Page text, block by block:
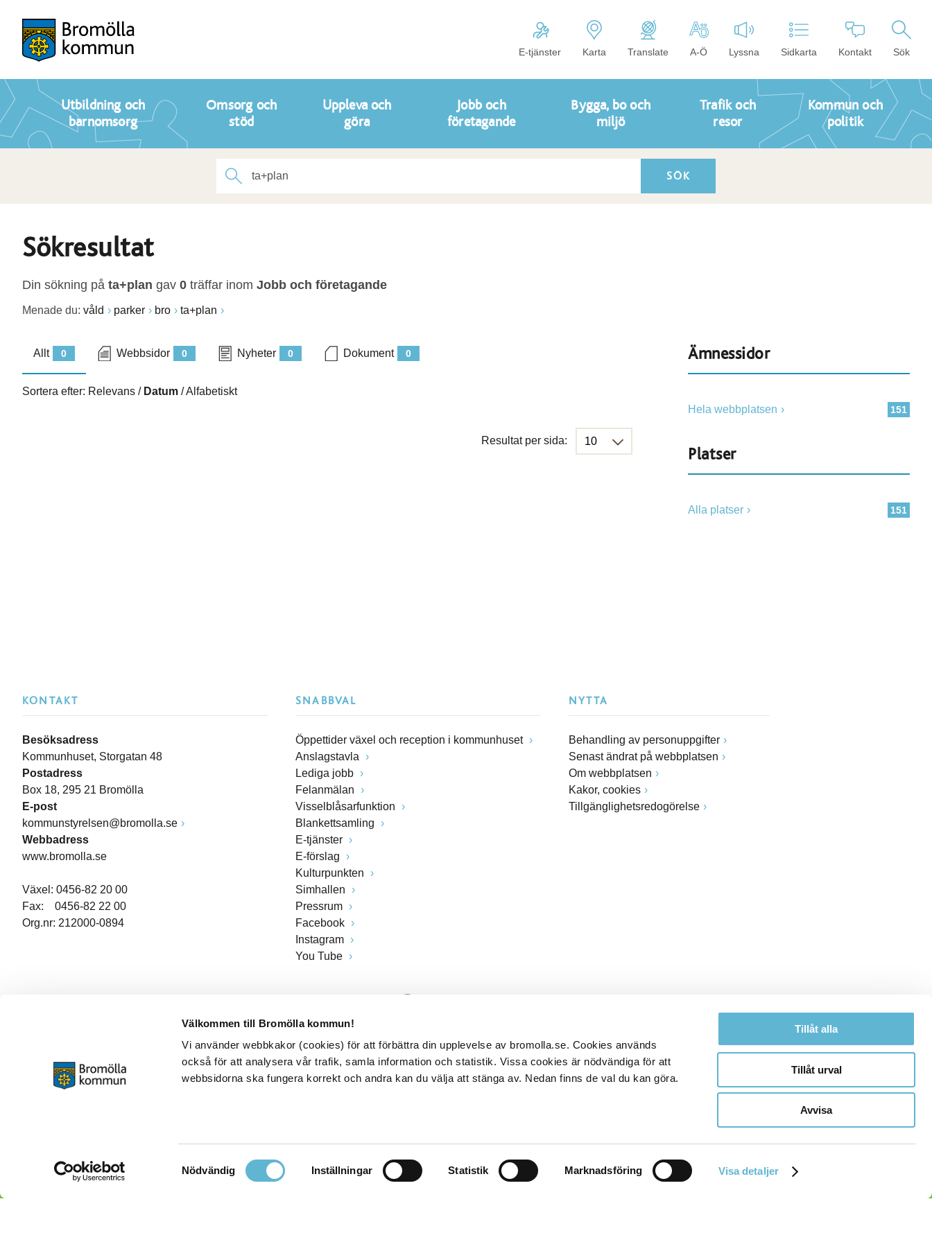
Välkommen till Bromölla kommun!
Vi använder webbkakor (cookies) för att förbättra din upplevelse av bromolla.se. Cookies används
också för att analysera vår trafik, samla information och statistik. Vissa cookies är nödvändiga för att
webbsidorna ska fungera korrekt och andra kan du välja att stänga av. Nedan finns de val du kan göra.
Samtyckesval
Nödvändig Inställningar Statistik Marknadsföring Visa detaljer
Tillåt alla
Tillåt urval
Avvisa
E-tjänster Karta Translate A-Ö Lyssna Sidkarta Kontakt Sök
Utbildning och
barnomsorg
Omsorg och
stöd
Uppleva och
göra
Jobb och
företagande
Bygga, bo och
miljö
Trafik och
resor
Kommun och
politik
Sökresultat
Din sökning på ta+plan gav 0 träffar inom Jobb och företagande
Menade du: våld parker bro ta+plan
0
Allt 0
Webbsidor 0
Nyheter 0
Dokument
Sortera efter: Relevans / Datum /Alfabetiskt
Resultat per sida:
Ämnessidor
151
Hela webbplatsen
Platser
151
Alla platser
KONTAKT
Besöksadress
Kommunhuset, Storgatan 48
Postadress
Box 18, 295 21 Bromölla
E-post
kommunstyrelsen@bromolla.se
Webbadress
www.bromolla.se
Växel: 0456-82 20 00
Fax: 0456-82 22 00
Org.nr: 212000-0894
SNABBVAL
Öppettider växel och reception i kommunhuset
Anslagstavla
Lediga jobb
Felanmälan
Visselblåsarfunktion
Blankettsamling
E-tjänster
E-förslag
Kulturpunkten
Simhallen
Pressrum
Facebook
Instagram
You Tube
NYTTA
Behandling av personuppgifter
Senast ändrat på webbplatsen
Om webbplatsen
Kakor, cookies
Tillgänglighetsredogörelse